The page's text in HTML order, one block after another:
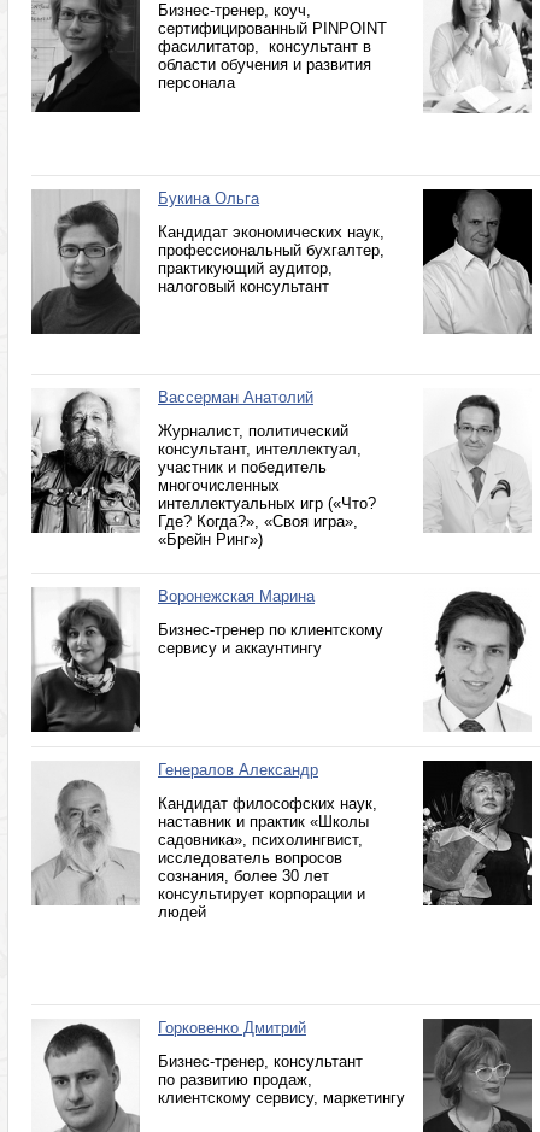
Бизнес-тренер, коуч,
сертифицированный PINPOINT
фасилитатор, консультант в
области обучения и развития
персонала
Букина Ольга
Кандидат экономических наук,
профессиональный бухгалтер,
практикующий аудитор,
налоговый консультант
Вассерман Анатолий
Журналист, политический
консультант, интеллектуал,
участник и победитель
многочисленных
интеллектуальных игр («Что?
Где? Когда?», «Своя игра»,
«Брейн Ринг»)
Воронежская Марина
Бизнес-тренер по клиентскому
сервису и аккаунтингу
Генералов Александр
Кандидат философских наук,
наставник и практик «Школы
садовника», психолингвист,
исследователь вопросов
сознания, более 30 лет
консультирует корпорации и
людей
Горковенко Дмитрий
Бизнес-тренер, консультант
по развитию продаж,
клиентскому сервису, маркетингу